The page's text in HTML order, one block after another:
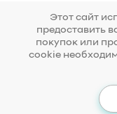
Район Ботаникa
район Буюканы
район Центр
район Чеканы
© 2026 Copyright Mirax
Разработка сайта -
Этот сайт
предоставить
покупок или
cookie